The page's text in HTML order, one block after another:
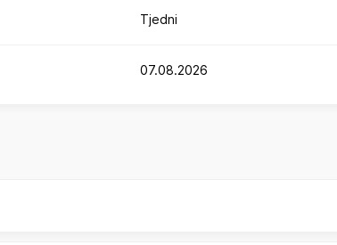
Tjedni
07.08.2026